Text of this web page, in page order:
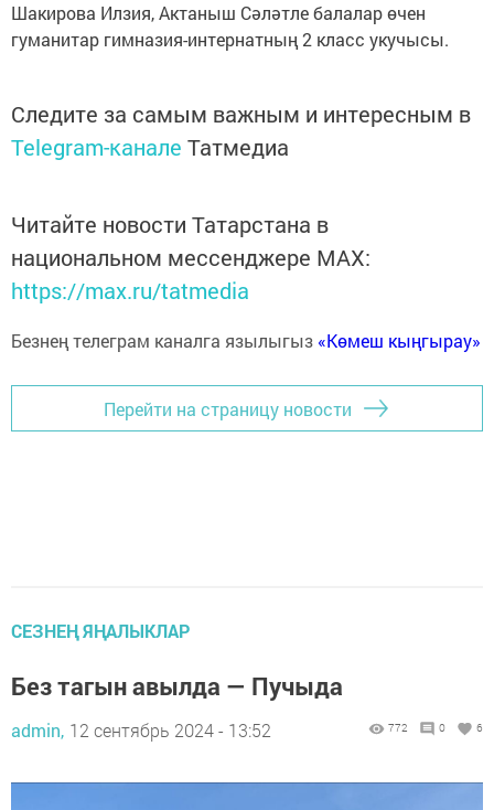
Шакирова Илзия, Актаныш Сәләтле балалар өчен
гуманитар гимназия-интернатның 2 класс укучысы.
Следите за самым важным и интересным в
Telegram-канале Татмедиа
Читайте новости Татарстана в
национальном мессенджере MАХ:
https://max.ru/tatmedia
Безнең телеграм каналга язылыгыз «Көмеш кыңгырау»
Перейти на страницу новости
СЕЗНЕҢ ЯҢАЛЫКЛАР
Без тагын авылда — Пучыда
admin, 12 сентябрь 2024 - 13:52 772 0 6